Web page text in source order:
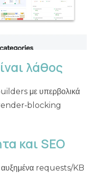
λάθος
με υπερβολικά
και SEO
αυξημένα requests/KB